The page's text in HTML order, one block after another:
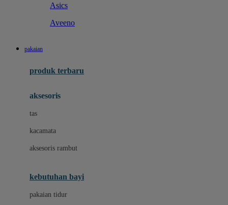
Asics
Aveeno
Baby Dove
Baby Rovega
Babybee
pakaian
produk terbaru
aksesoris
tas
kacamata
aksesoris rambut
kebutuhan bayi
pakaian tidur